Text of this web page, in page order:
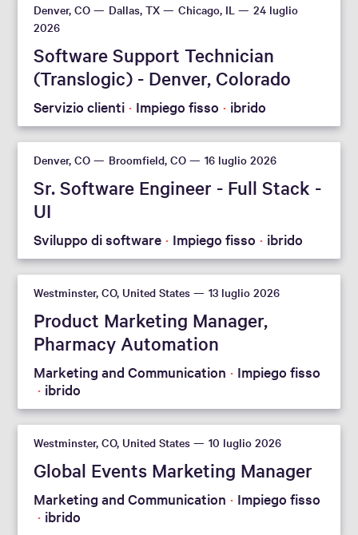
Denver, CO Dallas, TX Chicago, IL
24 luglio
2026
Software Support Technician
(Translogic) - Denver, Colorado
Servizio clienti Impiego fisso ibrido
Denver, CO Broomfield, CO 16 luglio 2026
Sr. Software Engineer - Full Stack -
UI
Sviluppo di software Impiego fisso ibrido
Westminster, CO, United States 13 luglio 2026
Product Marketing Manager,
Pharmacy Automation
Marketing and Communication
Impiego fisso
ibrido
Westminster, CO, United States 10 luglio 2026
Global Events Marketing Manager
Marketing and Communication
Impiego fisso
ibrido